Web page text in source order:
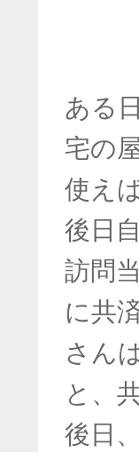
ある
宅の
使え
後日
訪問
に共
さん
と、
後日